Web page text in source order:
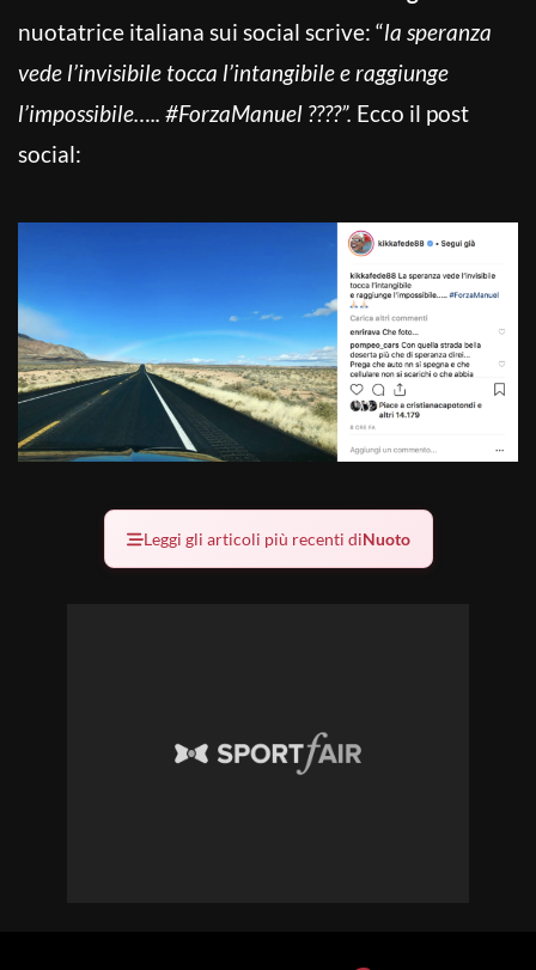
nuotatrice italiana sui social scrive: “la speranza
vede l’invisibile tocca l’intangibile e raggiunge
l’impossibile….. #ForzaManuel ????”. Ecco il post
social:
Leggi gli articoli più recenti diNuoto